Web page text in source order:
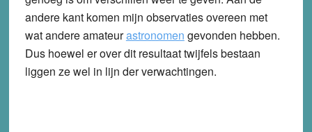
andere kant komen mijn observaties overeen met
wat andere amateurastronomen gevonden hebben.
Dus hoewel er over dit resultaat twijfels bestaan
liggen ze wel in lijn der verwachtingen.